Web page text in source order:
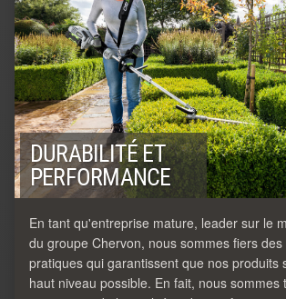
DURABILITÉ ET
PERFORMANCE
En tant qu'entreprise mature, leader sur le
du groupe Chervon, nous sommes fiers
pratiques qui garantissent que nos produits
haut niveau possible. En fait, nous sommes